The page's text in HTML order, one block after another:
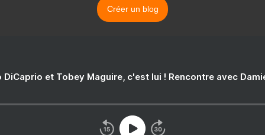
Créer un blog
DiCaprio et Tobey Maguire, c'est lui ! Rencontre avec